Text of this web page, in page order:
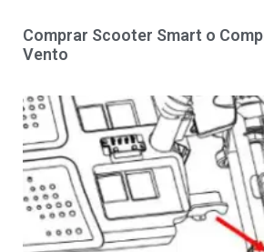
Comprar Scooter Smart o
Vento